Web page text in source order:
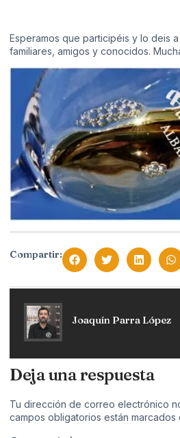
Esperamos que participéis y lo deis
familiares, amigos y conocidos.
Compartir:
Joaquín Parra López
Deja una respuesta
Tu dirección de correo electrónico
campos obligatorios están marcados